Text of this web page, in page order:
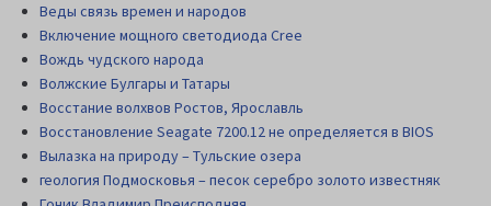
Веды связь времен и народов
Включение мощного светодиода Cree
Вождь чудского народа
Волжские Булгары и Татары
Восстание волхвов Ростов, Ярославль
Восстановление Seagate 7200.12 не определяется в BIOS
Вылазка на природу – Тульские озера
геология Подмосковья – песок серебро золото известняк